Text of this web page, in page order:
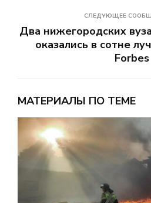
СЛЕДУЮЩЕЕ
Два нижегородских
оказались в сотне
Forbes
МАТЕРИАЛЫ ПО ТЕМЕ